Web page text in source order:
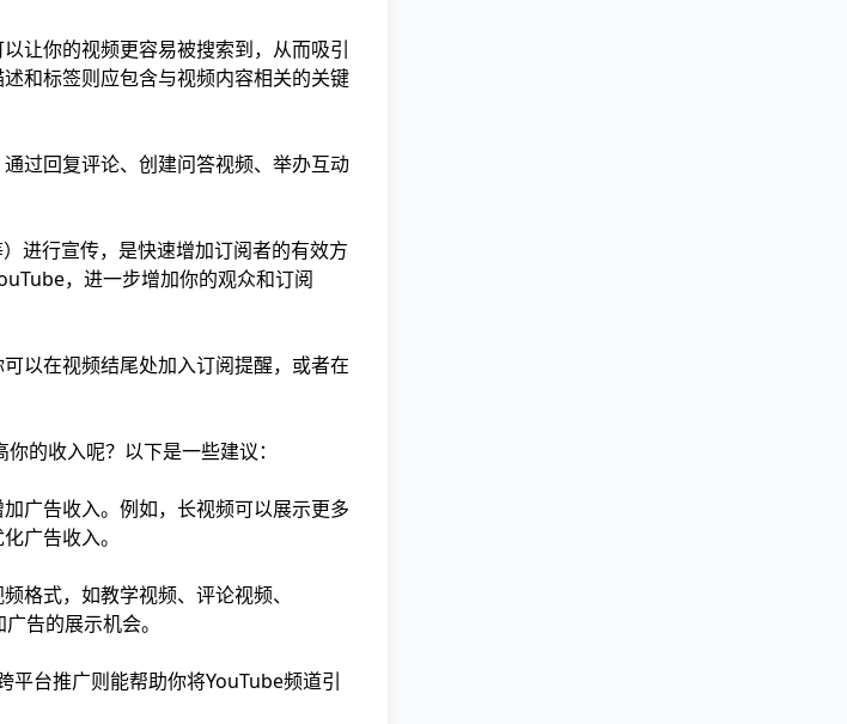
让你的视频更容易被搜索到，从而吸引
和标签则应包含与视频内容相关的关键
过回复评论、创建问答视频、举办互动
进行宣传，是快速增加订阅者的有效方
，进一步增加你的观众和订阅
以在视频结尾处加入订阅提醒，或者在
的收入呢？以下是一些建议：
广告收入。例如，长视频可以展示更多
广告收入。
格式，如教学视频、评论视频、
告的展示机会。
平台推广则能帮助你将YouTube频道引